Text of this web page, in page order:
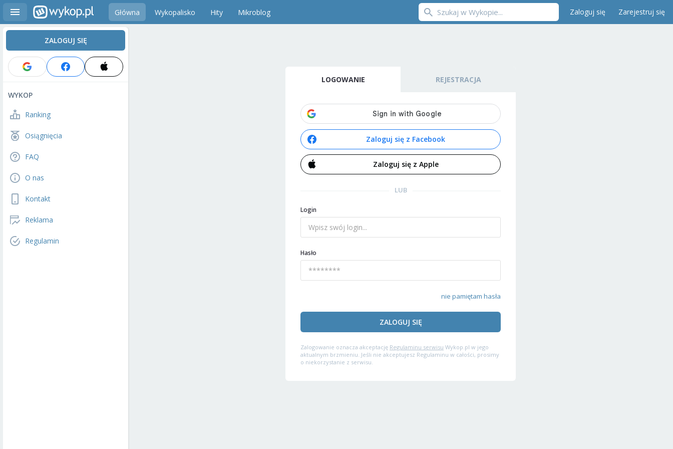
Główna Wykopalisko Hity Mikroblog Zaloguj się Zarejestruj się
ZALOGUJ SIĘ
WYKOP
Ranking
Osiągnięcia
FAQ
O nas
Kontakt
Reklama
Regulamin
LOGOWANIE REJESTRACJA
Zaloguj się z Facebook
Zaloguj się z Apple
LUB
Login
Hasło
nie pamiętam hasła
ZALOGUJ SIĘ
Zalogowanie oznacza akceptację Regulaminu serwisu Wykop.pl w jego
aktualnym brzmieniu. Jeśli nie akceptujesz Regulaminu w całości, prosimy
o niekorzystanie z serwisu.